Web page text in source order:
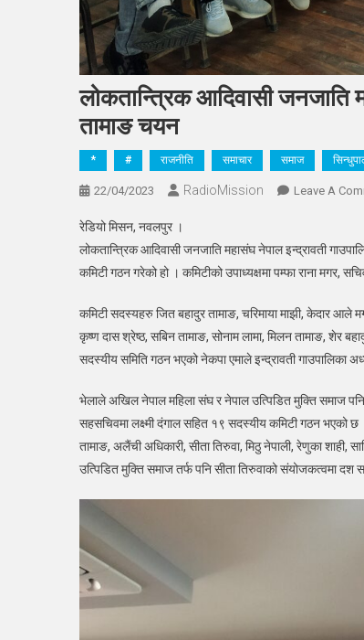
लोकतान्त्रिक आदिवासी जनजाति
तामाङ चयन
* # राजनीति समाचार समाज
22/04/2023 RadioMission Leave A
रेडियो मिसन, नवलपुर ।
लोकतान्त्रिक आदिवासी जनजाति महासंघ नेपाल इन्द्रावती
कमिटी गठन गरेको हो । कमिटीको उपाध्यक्षमा पम्फा राना मगर,
कमिटी सदस्यहरु जित बहादुर तामाङ, चरिमाया माझी, केदार आले
कृष्ण दास श्रेष्ठ, सबिन तामाङ, सोनाम लामा, मिलन तामाङ, शेर
सदस्यीय समिति गठन भएको नेकपा एमाले इन्द्रावती गाउपालिका
भेलाले अखिल नेपाल महिला संघ र नेपाल उत्पिडित मुक्ति समाज
सहसचिवमा लक्ष्मी दंगाल सहित १९ सदस्यीय कमिटी गठन भएको छ ।
तामाङ, अलैंची अधिकारी, सीता तिरुवा, मिठु नेपाली, रेणुका शाही,
उत्पिडित मुक्ति समाज तर्फ पनि सीता तिरुवाको संयोजकत्वमा दश